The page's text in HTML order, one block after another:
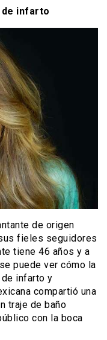
de infarto
de origen
fieles seguidores
tiene 46 años y a
puede ver cómo la
infarto y
compartió una
traje de baño
con la boca